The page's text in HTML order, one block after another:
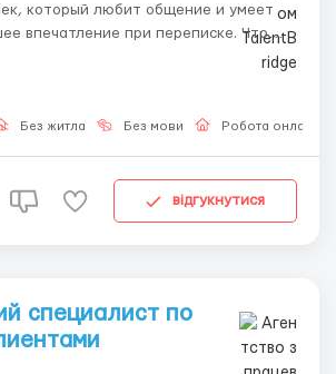
который любит общение и умеет
впечатление при переписке. Что
• Выполнять небольшие
задания в рамках проекта. Пре...
Без житла Без мови Робота онлайн
відгукнутися
специалист по